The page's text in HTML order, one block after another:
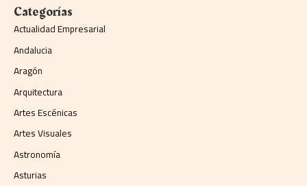
Categorías
Actualidad Empresarial
Andalucia
Aragón
Arquitectura
Artes Escénicas
Artes Visuales
Astronomía
Asturias